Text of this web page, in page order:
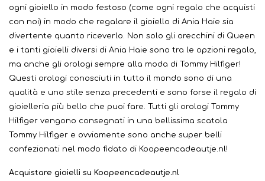
ogni gioiello in modo festoso (come ogni regalo che acquisti
con noi) in modo che regalare il gioiello di Ania Haie sia
divertente quanto riceverlo. Non solo gli orecchini di Queen
e i tanti gioielli diversi di Ania Haie sono tra le opzioni regalo,
ma anche gli orologi sempre alla moda di Tommy Hilfiger!
Questi orologi conosciuti in tutto il mondo sono di una
qualità e uno stile senza precedenti e sono forse il regalo di
gioielleria più bello che puoi fare. Tutti gli orologi Tommy
Hilfiger vengono consegnati in una bellissima scatola
Tommy Hilfiger e ovviamente sono anche super belli
confezionati nel modo fidato di Koopeencadeautje.nl!
Acquistare gioielli su Koopeencadeautje.nl